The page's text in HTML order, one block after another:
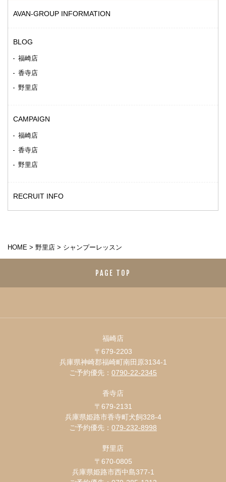
AVAN-GROUP INFORMATION
BLOG
福崎店
香寺店
野里店
CAMPAIGN
福崎店
香寺店
野里店
RECRUIT INFO
HOME > 野里店 > シャンプーレッスン
PAGE TOP
福崎店
〒679-2203
兵庫県神崎郡福崎町南田原3134-1
ご予約優先： 0790-22-2345
香寺店
〒679-2131
兵庫県姫路市香寺町犬飼328-4
ご予約優先： 079-232-8998
野里店
〒670-0805
兵庫県姫路市西中島377-1